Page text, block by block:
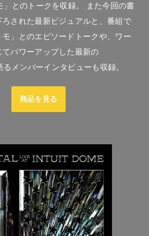
」とのトークを収録。 また今回の書
された最新ビジュアルと、番組で
」とのエピソードトークや、ワー
てパワーアップした最新の
メンバーインタビューも収録。
商品を見る